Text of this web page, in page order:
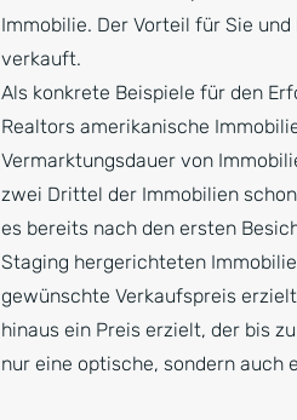
Immobilie. Der Vorteil für Sie
verkauft.
Als konkrete Beispiele für den
Realtors amerikanische
Vermarktungsdauer von
zwei Drittel der Immobilien
es bereits nach den ersten
Staging hergerichteten
gewünschte Verkaufspreis
hinaus ein Preis erzielt, der bis
nur eine optische, sondern auch